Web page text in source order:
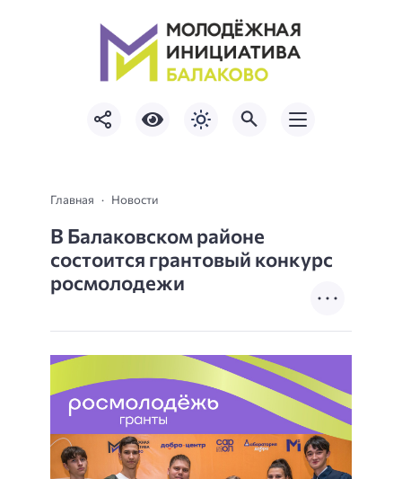
Главная Новости
В Балаковском районе
состоится грантовый конкурс
росмолодежи